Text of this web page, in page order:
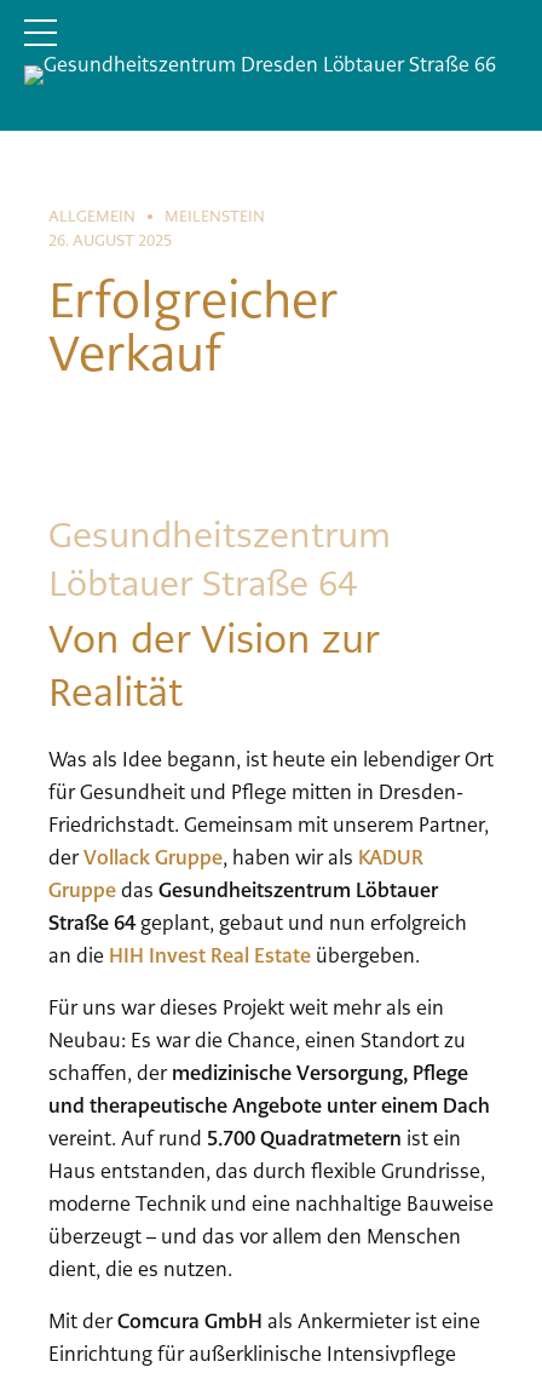
ALLGEMEIN
MEILENSTEIN
26. AUGUST 2025
Erfolgreicher
Verkauf
Gesundheitszentrum
Löbtauer Straße 64
Von der Vision zur
Realität
Was als Idee begann, ist heute ein lebendiger Ort
für Gesundheit und Pflege mitten in Dresden-
Friedrichstadt. Gemeinsam mit unserem Partner,
derVollack Gruppe, haben wir als KADUR
Gruppedas Gesundheitszentrum Löbtauer
Straße 64geplant, gebaut und nun erfolgreich
an die HIH Invest Real Estate übergeben.
Für uns war dieses Projekt weit mehr als ein
Neubau: Es war die Chance, einen Standort zu
schaffen, dermedizinische Versorgung, Pflege
und therapeutische Angebote unter einem Dach
vereint. Auf rund 5.700 Quadratmetern ist ein
Haus entstanden, das durch flexible Grundrisse,
moderne Technik und eine nachhaltige Bauweise
überzeugt – und das vor allem den Menschen
dient, die es nutzen.
Mit derComcura GmbH als Ankermieter ist eine
Einrichtung für außerklinische Intensivpflege